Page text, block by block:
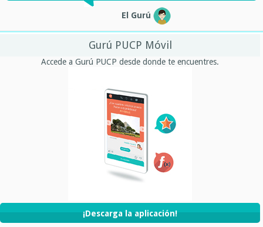
El Gurú
Gurú PUCP Móvil
Accede a Gurú PUCP desde donde te encuentres.
¡Descarga la aplicación!